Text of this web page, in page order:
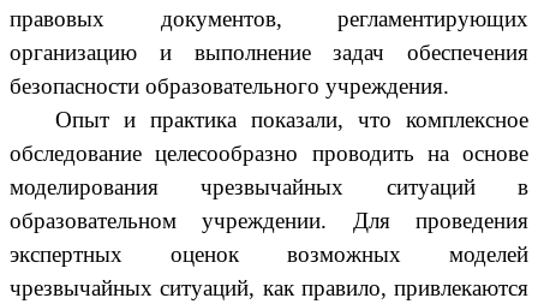
правовых документов, регламентирующих
организацию и выполнение задач обеспечения
безопасности образовательного учреждения.
Опыт и практика показали, что комплексное
обследование целесообразно проводить на основе
моделирования чрезвычайных ситуаций в
образовательном учреждении. Для проведения
экспертных оценок возможных моделей
чрезвычайных ситуаций, как правило, привлекаются